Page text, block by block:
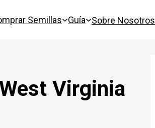
Semillas Guía Sobre Nosotros
Virginia